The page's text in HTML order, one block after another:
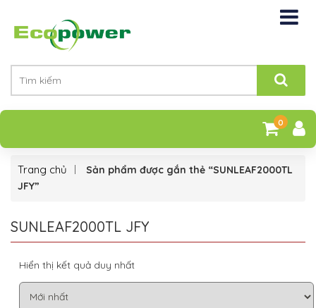
0
Trang chủ
Sản phẩm được gắn thẻ “SUNLEAF2000TL
JFY”
SUNLEAF2000TL JFY
Hiển thị kết quả duy nhất